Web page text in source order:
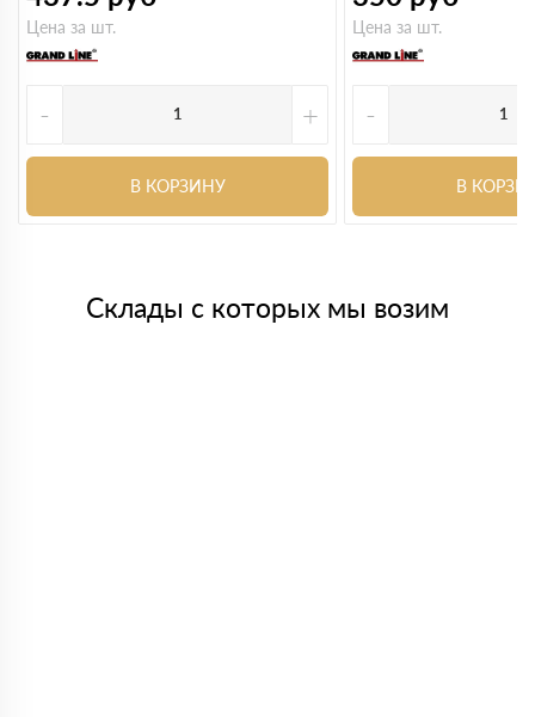
Цена за шт.
- +
В КОРЗИНУ
Цена за шт.
-
В
Склады с которых мы возим